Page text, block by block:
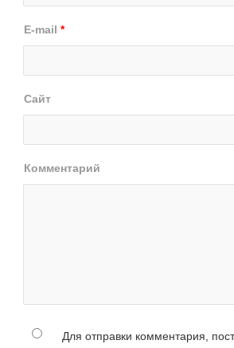
E-mail *
Сайт
Комментарий
Для отправки комментария,